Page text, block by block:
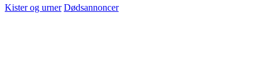
Kister og urner Dødsannoncer